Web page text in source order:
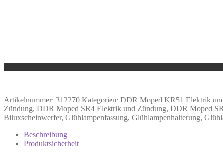
Artikelnummer: 312270 Kategorien: DDR Moped KR51 Elektrik
Zündung, DDR Moped SR4 Elektrik und Zündung, DDR Moped
Biluxscheinwerfer, Glühlampenfassung, Glühlampenhalterung,
Beschreibung
Produktsicherheit